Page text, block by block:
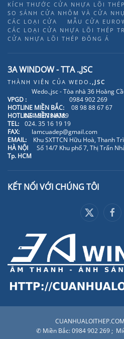
KÍCH THƯỚC CỬA NHỰA LÕI THÉP
SO SÁNH CỬA NHÔM VÀ CỬA
CÁC LOẠI CỬA
MẪU CỬA
CÁC LOẠI CỬA NHỰA LÕI THÉP
CỬA NHỰA LÕI THÉP ĐÔNG Á
3A WINDOW - TTA .,JSC
THÀNH VIÊN CỦA WEDO .,JSC
VPGD :
Wedo.,jsc - Tòa nhà 36 Hoàng
HOTLINE MIỀN BẮC:
0984 902 269
HOTLINE MIỀN NAM:
08 98 88 67 67
TEL:
024. 3 678 6789
FAX:
024. 35 16 19 19
EMAIL:
lamcuadep@gmail.com
HÀ NỘI
Khu SXTTCN Hữu Hoà, Thanh
Tp. HCM
Số 14/7 Khu phố 7, Thị Trấn
KẾT NỐI VỚI CHÚNG TÔI
✆ Miền Bắc: 0984 902 269 ;